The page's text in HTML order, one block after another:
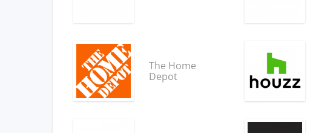
The Home
Depot